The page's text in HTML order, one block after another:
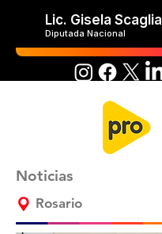
Lic. Gisela Scaglia
Diputada Nacional
Noticias
Rosario